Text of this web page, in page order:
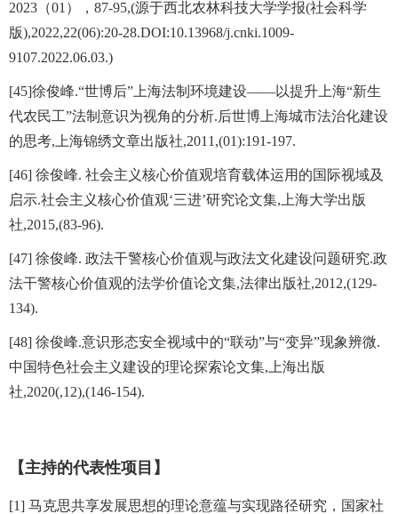
2023（01），87-95,(源于西北农林科技大学学报(社会科学
版),2022,22(06):20-28.DOI:10.13968/j.cnki.1009-
9107.2022.06.03.)
[45]徐俊峰.“世博后”上海法制环境建设——以提升上海“新生
代农民工”法制意识为视角的分析.后世博上海城市法治化建设
的思考,上海锦绣文章出版社,2011,(01):191-197.
[46] 徐俊峰. 社会主义核心价值观培育载体运用的国际视域及
启示.社会主义核心价值观‘三进’研究论文集,上海大学出版
社,2015,(83-96).
[47] 徐俊峰. 政法干警核心价值观与政法文化建设问题研究.政
法干警核心价值观的法学价值论文集,法律出版社,2012,(129-
134).
[48] 徐俊峰.意识形态安全视域中的“联动”与“变异”现象辨微.
中国特色社会主义建设的理论探索论文集,上海出版
社,2020(,12),(146-154).
【主持的代表性项目】
[1] 马克思共享发展思想的理论意蕴与实现路径研究，国家社